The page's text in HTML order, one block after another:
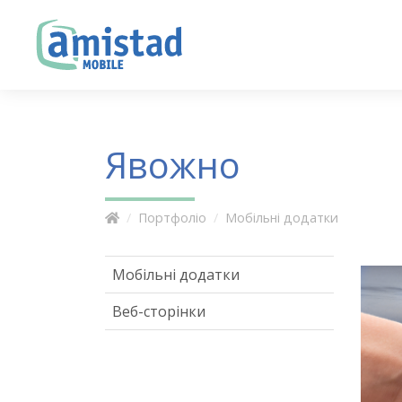
Явожно
Портфоліо Мобільні додатки
Мобільні додатки
Веб-сторінки